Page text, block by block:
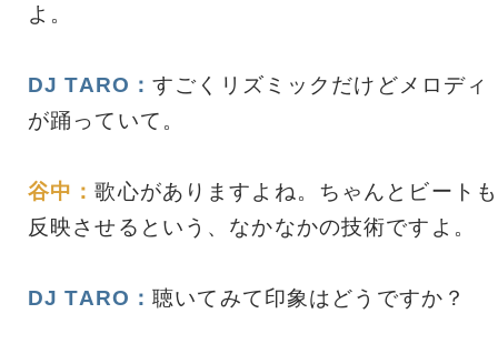
よ。
DJ TARO：すごくリズミックだけどメロディ
が踊っていて。
谷中：歌心がありますよね。ちゃんとビートも
反映させるという、なかなかの技術ですよ。
DJ TARO：聴いてみて印象はどうですか？